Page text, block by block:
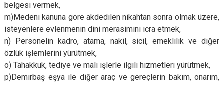
belgesi vermek,
m)Medeni kanuna göre akdedilen nikahtan sonra olmak üzere,
isteyenlere evlenmenin dini merasimini icra etmek,
n) Personelin kadro, atama, nakil, sicil, emeklilik ve diğer
özlük işlemlerini yürütmek,
o) Tahakkuk, tediye ve mali işlerle ilgili hizmetleri yürütmek,
p)Demirbaş eşya ile diğer araç ve gereçlerin bakım, onarım,